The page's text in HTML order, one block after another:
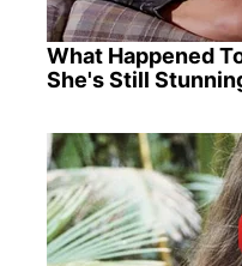
What Happened
She's Still